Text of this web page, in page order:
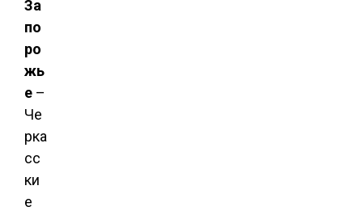
За
по
ро
жь
е –
Че
рка
сс
ки
е